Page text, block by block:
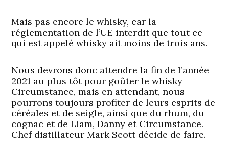
Mais pas encore le whisky, car la
réglementation de l’UE interdit que tout ce
qui est appelé whisky ait moins de trois ans.
Nous devrons donc attendre la fin de l’année
2021 au plus tôt pour goûter le whisky
Circumstance, mais en attendant, nous
pourrons toujours profiter de leurs esprits de
céréales et de seigle, ainsi que du rhum, du
cognac et de Liam, Danny et Circumstance.
Chef distillateur Mark Scott décide de faire.